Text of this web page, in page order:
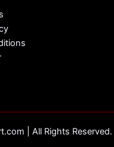
| All Rights Reserved.